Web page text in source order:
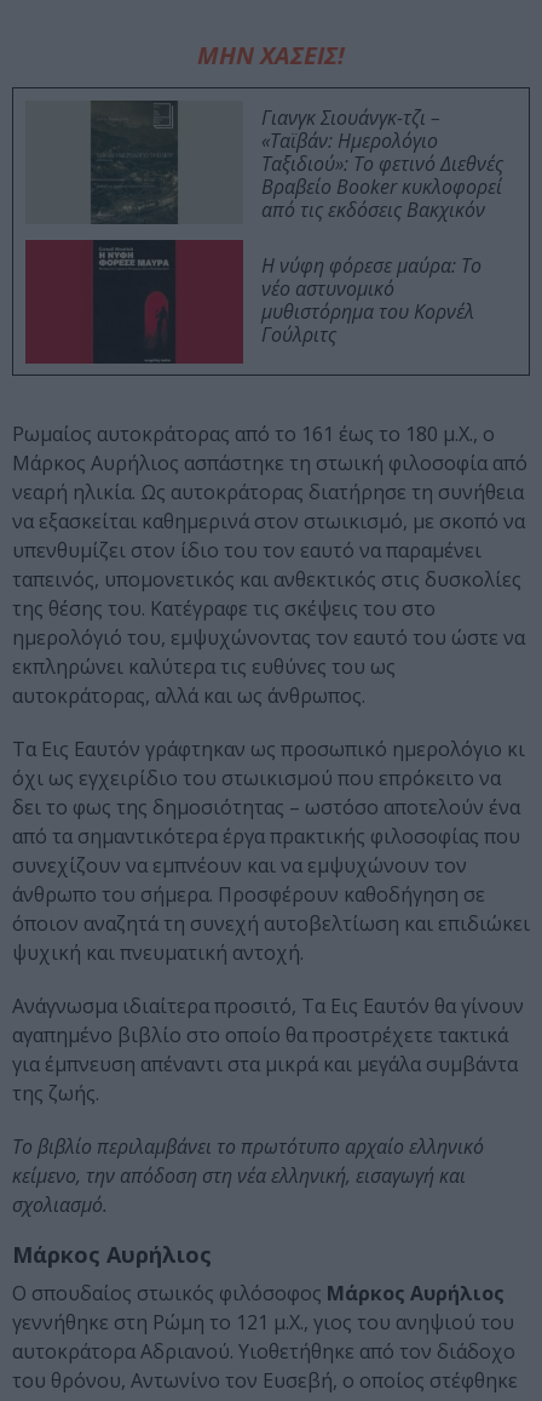
ΜΗΝ ΧΑΣΕΙΣ!
Γιανγκ Σιουάνγκ-τζι –
«Ταϊβάν: Ημερολόγιο
Ταξιδιού»: Το φετινό Διεθνές
Βραβείο Booker κυκλοφορεί
από τις εκδόσεις Βακχικόν
Η νύφη φόρεσε μαύρα: Το
νέο αστυνομικό
μυθιστόρημα του Κορνέλ
Γούλριτς
Ρωμαίος αυτοκράτορας από το 161 έως το 180 μ.Χ., ο
Μάρκος Αυρήλιος ασπάστηκε τη στωική φιλοσοφία από
νεαρή ηλικία. Ως αυτοκράτορας διατήρησε τη συνήθεια
να εξασκείται καθημερινά στον στωικισμό, με σκοπό να
υπενθυμίζει στον ίδιο του τον εαυτό να παραμένει
ταπεινός, υπομονετικός και ανθεκτικός στις δυσκολίες
της θέσης του. Κατέγραφε τις σκέψεις του στο
ημερολόγιό του, εμψυχώνοντας τον εαυτό του ώστε να
εκπληρώνει καλύτερα τις ευθύνες του ως
αυτοκράτορας, αλλά και ως άνθρωπος.
Τα Εις Εαυτόν γράφτηκαν ως προσωπικό ημερολόγιο κι
όχι ως εγχειρίδιο του στωικισμού που επρόκειτο να
δει το φως της δημοσιότητας – ωστόσο αποτελούν ένα
από τα σημαντικότερα έργα πρακτικής φιλοσοφίας που
συνεχίζουν να εμπνέουν και να εμψυχώνουν τον
άνθρωπο του σήμερα. Προσφέρουν καθοδήγηση σε
όποιον αναζητά τη συνεχή αυτοβελτίωση και επιδιώκει
ψυχική και πνευματική αντοχή.
Ανάγνωσμα ιδιαίτερα προσιτό, Τα Εις Εαυτόν θα γίνουν
αγαπημένο βιβλίο στο οποίο θα προστρέχετε τακτικά
για έμπνευση απέναντι στα μικρά και μεγάλα συμβάντα
της ζωής.
Το βιβλίο περιλαμβάνει το πρωτότυπο αρχαίο ελληνικό
κείμενο, την απόδοση στη νέα ελληνική, εισαγωγή και
σχολιασμό.
Μάρκος Αυρήλιος
Ο σπουδαίος στωικός φιλόσοφος Μάρκος Αυρήλιος
γεννήθηκε στη Ρώμη το 121 μ.Χ., γιος του ανηψιού του
αυτοκράτορα Αδριανού. Υιοθετήθηκε από τον διάδοχο
του θρόνου, Αντωνίνο τον Ευσεβή, ο οποίος στέφθηκε